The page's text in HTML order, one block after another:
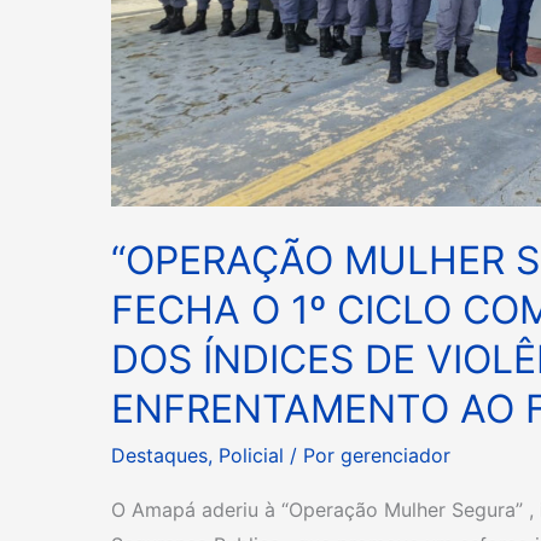
“OPERAÇÃO MULHER
FECHA O 1º CICLO
DOS ÍNDICES DE
ENFRENTAMENTO AO
Destaques, Policial / Por gerenciador
O Amapá aderiu à “Operação Mulher
ÍNDICES
DE
VIOLÊNCIA
DOMÉSTICA
E
ENFRENTAMENTO
AO
FEMINICÍDIO.